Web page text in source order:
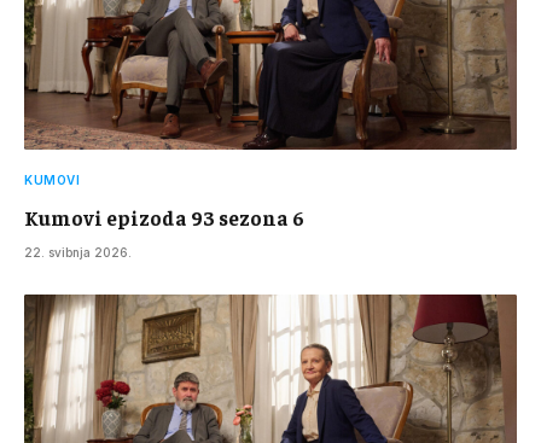
KUMOVI
Kumovi epizoda 93 sezona 6
22. svibnja 2026.